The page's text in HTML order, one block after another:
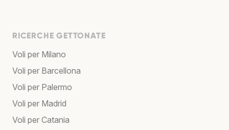
RICERCHE GETTONATE
Voli per Milano
Voli per Barcellona
Voli per Palermo
Voli per Madrid
Voli per Catania